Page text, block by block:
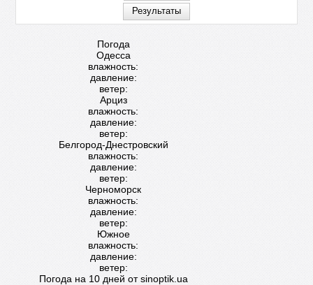
Погода
Одесса
влажность:
давление:
ветер:
Арциз
влажность:
давление:
ветер:
Белгород-Днестровский
влажность:
давление:
ветер:
Черноморск
влажность:
давление:
ветер:
Южное
влажность:
давление:
ветер:
Погода на 10 дней отsinoptik.ua